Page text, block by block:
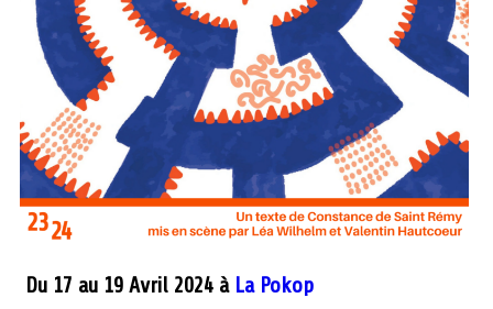
Du 17 au 19 Avril 2024 à La Pokop